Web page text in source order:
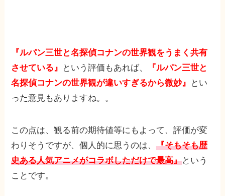
『ルパン三世と名探偵コナンの世界観をうまく共有
させている』
という評価もあれば、
『ルパン三世と
名探偵コナンの世界観が違いすぎるから微妙』
とい
った意見もありますね。。
この点は、観る前の期待値等にもよって、評価が変
わりそうですが、個人的に思うのは、『そもそも歴
史ある人気アニメがコラボしただけで最高』という
ことです。